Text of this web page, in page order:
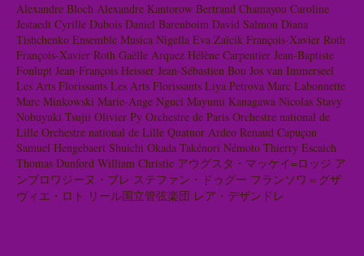
Alexandre Bloch Alexandre Kantorow Bertrand Chamayou Caroline
Jestaedt Cyrille Dubois Daniel Barenboim David Salmon Diana
Tishchenko Ensemble Musica Nigella Eva Zaïcik François-Xavier Roth
François-Xavier Roth Gaëlle Arquez Hélène Carpentier Jean-Baptiste
Fonlupt Jean-François Heisser Jean-Sébastien Bou Jos van Immerseel
Les Arts Florissants Les Arts Florissants Liya Petrova Marc Labonnette
Marc Minkowski Marie-Ange Nguci Mayumi Kanagawa Nicolas Stavy
Nobuyuki Tsujii Olivier Py Orchestre de Paris Orchestre national de
Lille Orchestre national de Lille Quatuor Ardeo Renaud Capuçon
Samuel Hengebaert Shuichi Okada Takénori Némoto Thierry Escaich
Thomas Dunford William Christie アウグスタ・マッケイ=ロッジ ア
ンブロワジーヌ・ブレ ステファン・ドゥグー フランソワ＝グザ
ヴィエ・ロト リール国立管弦楽団 レア・デザンドレ